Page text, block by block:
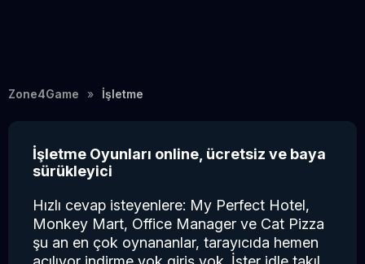
Zone4Game İşletme
İşletme Oyunları online, ücretsiz ve baya
sürükleyici
Hızlı cevap isteyenlere: My Perfect Hotel,
Monkey Mart, Office Manager ve Cat Pizza
şu an en çok oynananlar, tarayıcıda hemen